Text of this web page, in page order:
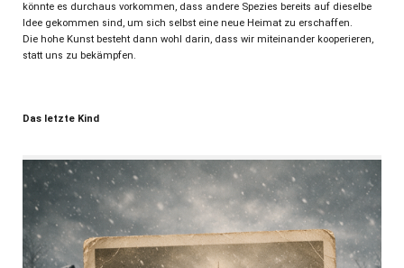
könnte es durchaus vorkommen, dass andere Spezies bereits auf dieselbe
Idee gekommen sind, um sich selbst eine neue Heimat zu erschaffen.
Die hohe Kunst besteht dann wohl darin, dass wir miteinander kooperieren,
statt uns zu bekämpfen.
Das letzte Kind